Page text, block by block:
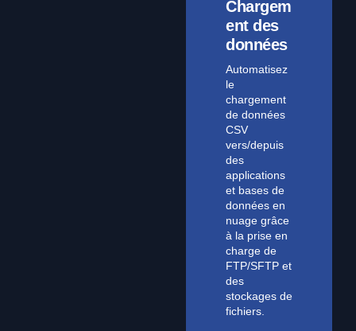
Chargem
ent des
données
Automatisez
le
chargement
de données
CSV
vers/depuis
des
applications
et bases de
données en
nuage grâce
à la prise en
charge de
FTP/SFTP et
des
stockages de
fichiers.